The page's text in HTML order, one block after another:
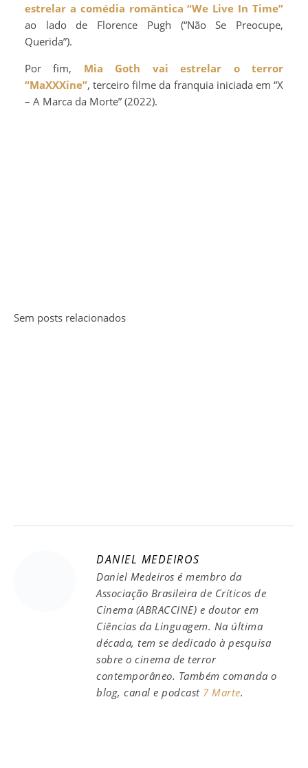
estrelar a comédia romântica “We Live In Time”
ao lado de Florence Pugh (“Não Se Preocupe,
Querida”).
Por fim, Mia Goth vai estrelar o terror
“MaXXXine”, terceiro filme da franquia iniciada em “X
– A Marca da Morte” (2022).
Sem posts relacionados
DANIEL MEDEIROS
Daniel Medeiros é membro da
Associação Brasileira de Críticos de
Cinema (ABRACCINE) e doutor em
Ciências da Linguagem. Na última
década, tem se dedicado à pesquisa
sobre o cinema de terror
contemporâneo. Também comanda o
blog, canal e podcast 7 Marte.